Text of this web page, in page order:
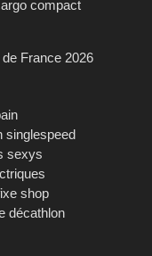
compact
France 2026
singlespeed
sexys
shop
décathlon